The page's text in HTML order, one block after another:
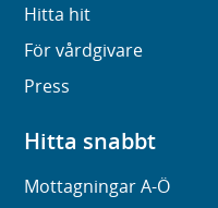
Hitta hit
För vårdgivare
Press
Hitta snabbt
Mottagningar A-Ö